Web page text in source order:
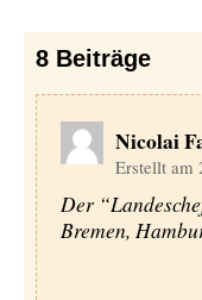
8 Beiträge
Nicolai
Erstellt am
Der
Bremen,